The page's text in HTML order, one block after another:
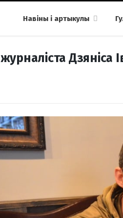
Навіны і артыкулы